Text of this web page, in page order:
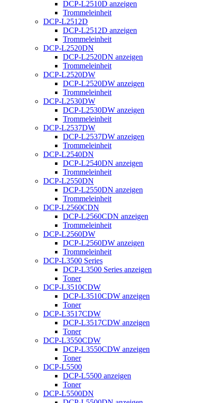
DCP-L2510D anzeigen
Trommeleinheit
DCP-L2512D
DCP-L2512D anzeigen
Trommeleinheit
DCP-L2520DN
DCP-L2520DN anzeigen
Trommeleinheit
DCP-L2520DW
DCP-L2520DW anzeigen
Trommeleinheit
DCP-L2530DW
DCP-L2530DW anzeigen
Trommeleinheit
DCP-L2537DW
DCP-L2537DW anzeigen
Trommeleinheit
DCP-L2540DN
DCP-L2540DN anzeigen
Trommeleinheit
DCP-L2550DN
DCP-L2550DN anzeigen
Trommeleinheit
DCP-L2560CDN
DCP-L2560CDN anzeigen
Trommeleinheit
DCP-L2560DW
DCP-L2560DW anzeigen
Trommeleinheit
DCP-L3500 Series
DCP-L3500 Series anzeigen
Toner
DCP-L3510CDW
DCP-L3510CDW anzeigen
Toner
DCP-L3517CDW
DCP-L3517CDW anzeigen
Toner
DCP-L3550CDW
DCP-L3550CDW anzeigen
Toner
DCP-L5500
DCP-L5500 anzeigen
Toner
DCP-L5500DN